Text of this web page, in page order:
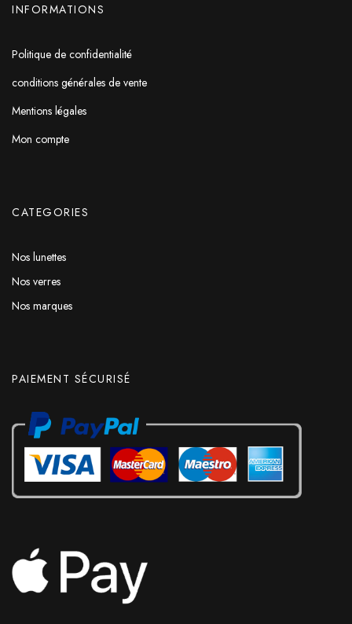
INFORMATIONS
Politique de confidentialité
conditions générales de vente
Mentions légales
Mon compte
CATEGORIES
Nos lunettes
Nos verres
Nos marques
PAIEMENT SÉCURISÉ